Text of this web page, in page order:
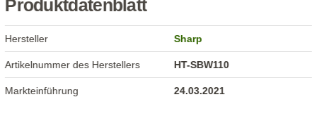
Produktdatenblatt
Hersteller Sharp
Artikelnummer des Herstellers HT-SBW110
Markteinführung 24.03.2021